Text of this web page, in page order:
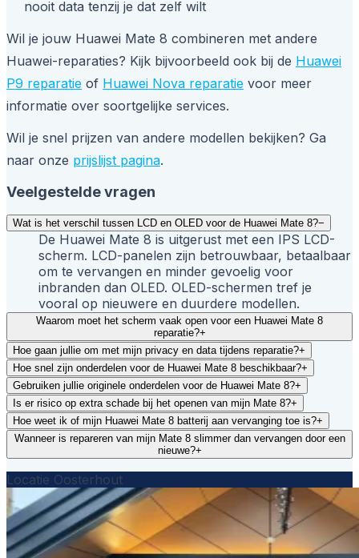
nooit data tenzij je dat zelf wilt
Wil je jouw Huawei Mate 8 combineren met andere
Huawei-reparaties? Kijk bijvoorbeeld ook bij de Huawei
P9 reparatie of Huawei Nova reparatie voor meer
informatie over soortgelijke services.
Wil je snel prijzen van andere modellen bekijken? Ga
naar onze prijslijst pagina.
Veelgestelde vragen
Wat is het verschil tussen LCD en OLED voor de Huawei Mate 8?−
De Huawei Mate 8 is uitgerust met een IPS LCD-
scherm. LCD-panelen zijn betrouwbaar, betaalbaar
om te vervangen en minder gevoelig voor
inbranden dan OLED. OLED-schermen tref je
vooral op nieuwere en duurdere modellen.
Waarom moet het scherm vaak open voor een Huawei Mate 8
reparatie?+
Hoe gaan jullie om met mijn privacy en data tijdens reparatie?+
Hoe snel zijn onderdelen voor de Huawei Mate 8 beschikbaar?+
Gebruiken jullie originele onderdelen voor de Huawei Mate 8?+
Is er risico op extra schade bij het openen van mijn Mate 8?+
Hoe weet ik of mijn Huawei Mate 8 batterij aan vervanging toe is?+
Wanneer is repareren van mijn Mate 8 slimmer dan vervangen door een
nieuwe?+
Locatie Oosterhout